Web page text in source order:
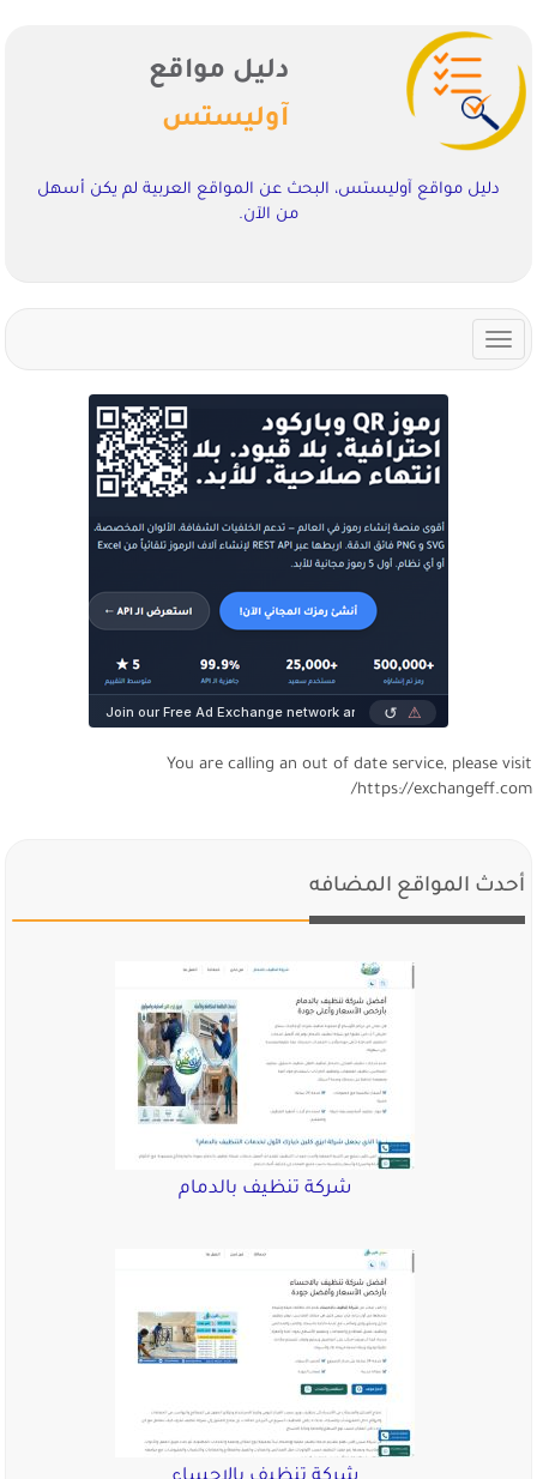
دليل مواقع
آوليستس
دليل مواقع آوليستس، البحث عن المواقع العربية لم يكن أسهل
من الآن.
Toggle
navigation
You are calling an out of date service, please visit
https://exchangeff.com/
أحدث المواقع المضافه
شركة تنظيف بالدمام